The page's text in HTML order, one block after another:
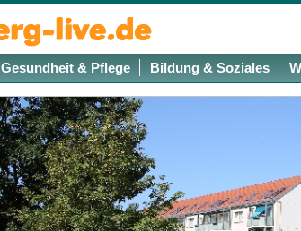
Gesundheit & Pflege Bildung & Soziales